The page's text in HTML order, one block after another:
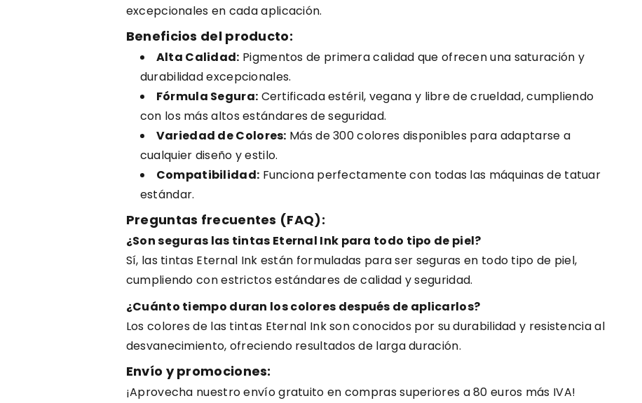
excepcionales en cada aplicación.
Beneficios del producto:
Alta Calidad: Pigmentos de primera calidad que ofrecen una saturación y
durabilidad excepcionales.
Fórmula Segura: Certificada estéril, vegana y libre de crueldad, cumpliendo
con los más altos estándares de seguridad.
Variedad de Colores: Más de 300 colores disponibles para adaptarse a
cualquier diseño y estilo.
Compatibilidad: Funciona perfectamente con todas las máquinas de tatuar
estándar.
Preguntas frecuentes (FAQ):
¿Son seguras las tintas Eternal Ink para todo tipo de piel?
Sí, las tintas Eternal Ink están formuladas para ser seguras en todo tipo de piel,
cumpliendo con estrictos estándares de calidad y seguridad.
¿Cuánto tiempo duran los colores después de aplicarlos?
Los colores de las tintas Eternal Ink son conocidos por su durabilidad y resistencia al
desvanecimiento, ofreciendo resultados de larga duración.
Envío y promociones:
¡Aprovecha nuestro envío gratuito en compras superiores a 80 euros más IVA!